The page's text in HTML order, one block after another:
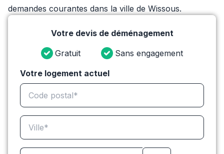
demandes courantes dans la ville de Wissous.
Votre devis de déménagement
Gratuit
Sans engagement
Votre logement actuel